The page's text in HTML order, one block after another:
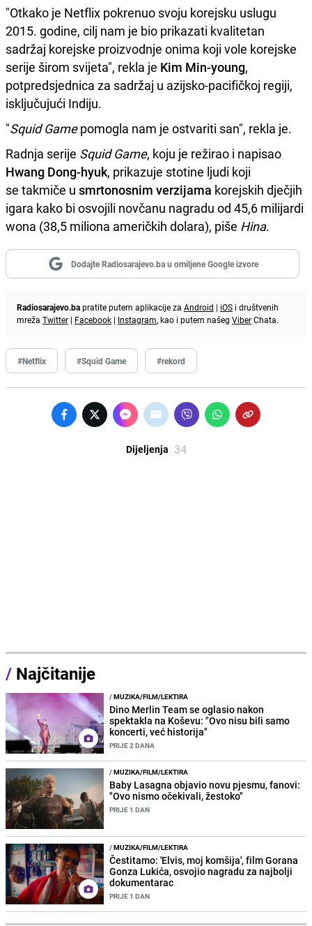
"Otkako je Netflix pokrenuo svoju korejsku uslugu
2015. godine, cilj nam je bio prikazati kvalitetan
sadržaj korejske proizvodnje onima koji vole korejske
serije širom svijeta", rekla je Kim Min-young,
potpredsjednica za sadržaj u azijsko-pacifičkoj regiji,
isključujući Indiju.
"Squid Gamepomogla nam je ostvariti san", rekla je.
Radnja serije Squid Game, koju je režirao i napisao
Hwang Dong-hyuk, prikazuje stotine ljudi koji
se takmiče u smrtonosnim verzijama korejskih dječjih
igara kako bi osvojili novčanu nagradu od 45,6 milijardi
wona (38,5 miliona američkih dolara), piše Hina.
Dodajte Radiosarajevo.ba u omiljene Google izvore
Radiosarajevo.bapratite putem aplikacije za Android | iOS i društvenih
mreža Twitter | Facebook | Instagram, kao i putem našeg ViberChata.
#Netflix #Squid Game #rekord
Dijeljenja 34
/ Najčitanije
/MUZIKA/FILM/LEKTIRA
Dino Merlin Team se oglasio nakon
spektakla na Koševu: "Ovo nisu bili samo
koncerti, već historija"
PRIJE 2 DANA
/MUZIKA/FILM/LEKTIRA
Baby Lasagna objavio novu pjesmu, fanovi:
"Ovo nismo očekivali, žestoko"
PRIJE 1 DAN
/MUZIKA/FILM/LEKTIRA
Čestitamo: 'Elvis, moj komšija', film Gorana
Gonza Lukića, osvojio nagradu za najbolji
dokumentarac
PRIJE 1 DAN